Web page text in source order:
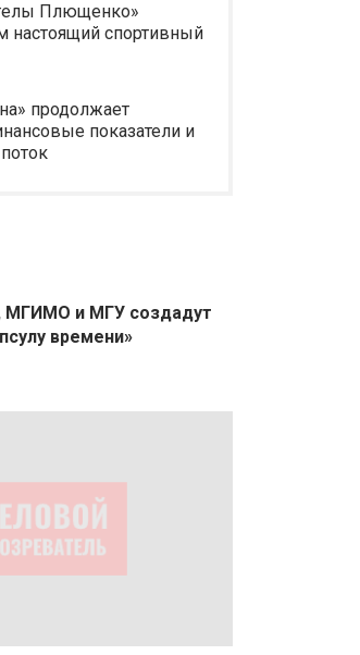
Плющенко»
настоящий спортивный
продолжает
показатели и
и МГУ создадут
времени»